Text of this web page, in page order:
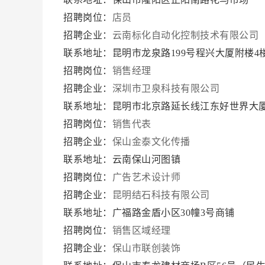
招聘岗位： 店员
招聘企业： 云南标化自动化控制技术有限公司
联系地址：昆明市龙泉路199号程兴大厦附楼4
招聘岗位： 销售经理
招聘企业： 深圳市卫泉科技有限公司
联系地址：昆明市北京路延长线江东好世界大
招聘岗位： 销售代表
招聘企业： 保山金泰文化传播
联系地址：云南保山河图镇
招聘岗位： 广告艺术设计师
招聘企业：
昆明结石科技有限公司
联系地址：广福路金盾小区30幢3号商铺
招聘岗位： 销售区域经理
招聘企业： 保山市联创装饰